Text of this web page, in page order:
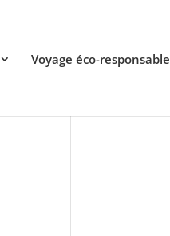
Voyage éco-responsable